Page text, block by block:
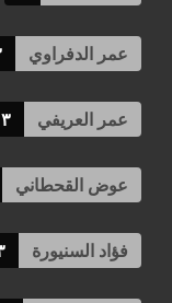
عمر الدفراوي
عمر العريفي ٣
عوض القحطاني
فؤاد السنيورة